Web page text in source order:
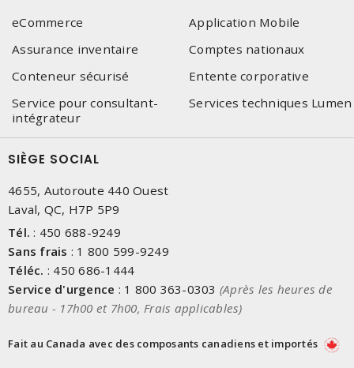
eCommerce
Application Mobile
Assurance inventaire
Comptes nationaux
Conteneur sécurisé
Entente corporative
Service pour consultant-
intégrateur
Services techniques Lumen
SIÈGE SOCIAL
4655, Autoroute 440 Ouest
Laval, QC, H7P 5P9
Tél. : 450 688-9249
Sans frais : 1 800 599-9249
Téléc. : 450 686-1444
Service d'urgence : 1 800 363-0303 (Après les heures de
bureau - 17h00 et 7h00, Frais applicables)
Fait au Canada avec des composants canadiens et importés